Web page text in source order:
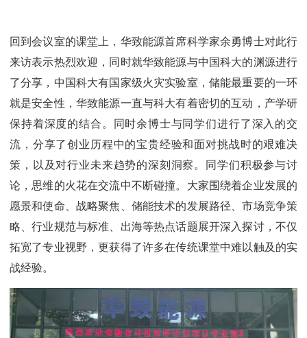
回到会议室的课堂上，华致能源首席科学家余勇博士对此行
来访表示热烈欢迎，同时就华致能源与中国科大的渊源进行
了分享，中国科大有国家级火灾实验室，储能最重要的一环
就是安全性，华致能源一直与科大有着密切的互动，产学研
保持着深度的结合。同时余博士与同学们进行了深入的交
流，分享了创业历程中的宝贵经验和面对挑战时的艰难决
策，以及对行业未来趋势的深刻洞察。同学们积极参与讨
论，思维的火花在交流中不断碰撞。大家围绕着企业发展的
愿景和使命、战略聚焦、储能技术的发展路径、市场竞争策
略、行业规范与标准、出海等热点话题展开深入探讨，不仅
拓宽了专业视野，更获得了许多在传统课堂中难以触及的实
战经验。